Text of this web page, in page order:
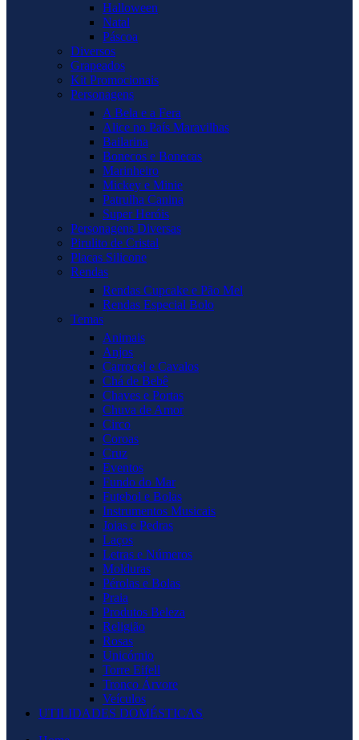
Halloween
Natal
Páscoa
Diversos
Grapeados
Kit Promocionais
Personagens
A Bela e a Fera
Alice no País Maravilhas
Bailarina
Bonecos e Bonecas
Marinheiro
Mickey e Minie
Patrulha Canina
Super Heróis
Personagens Diversas
Pirulito de Cristal
Placas Silicone
Rendas
Rendas Cupcake e Pão Mel
Rendas Especial Bolo
Temas
Animais
Anjos
Carrocel e Cavalos
Chá de Bebê
Chaves e Portas
Chuva de Amor
Circo
Coroas
Cruz
Eventos
Fundo do Mar
Futebol e Bolas
Instrumentos Musicais
Joias e Pedras
Laços
Letras e Números
Molduras
Pérolas e Bolas
Praia
Produtos Beleza
Religião
Rosas
Unicórnio
Torre Eifell
Tronco Árvore
Veículos
UTILIDADES DOMÉSTICAS